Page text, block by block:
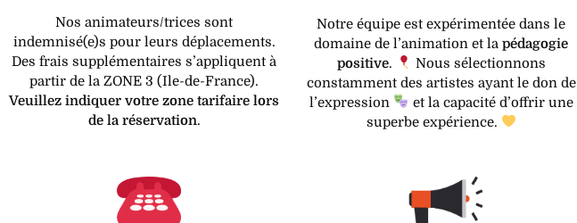
Nos animateurs/trices sont
indemnisé(e)s pour leurs déplacements.
Des frais supplémentaires s’appliquent à
partir de la ZONE 3 (Ile-de-France).
Veuillez indiquer votre zone tarifaire lors
de la réservation.
Notre équipe est expérimentée dans le
domaine de l’animation et lapédagogie
positive.
Nous sélectionnons
constamment des artistes ayant le don de
l’expression
et la capacité d’offrir une
superbe expérience.